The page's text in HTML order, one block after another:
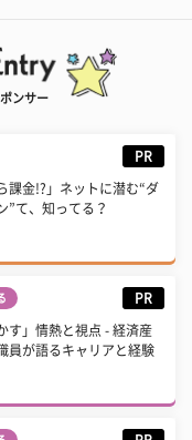
ンサー
PR
課金!?」ネットに潜む“ダ
”て、知ってる？
PR
す」情熱と視点 - 経済産
員が語るキャリアと経験